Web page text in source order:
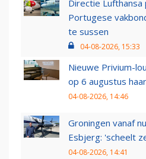
Directie
Portugese
te sussen
04-08-2026, 15:33
Nieuwe Privium-
op 6 augustus
04-08-2026, 14:46
Groningen vanaf
Esbjerg: 'scheelt
04-08-2026, 14:41